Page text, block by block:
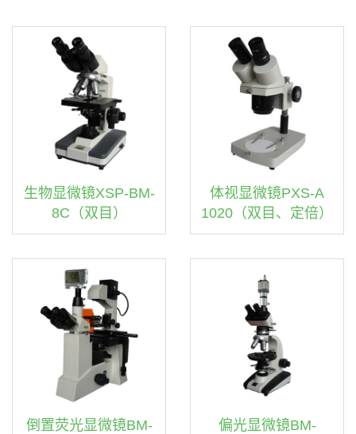
生物显微镜XSP-BM-
8C（双目）
体视显微镜PXS-A
1020（双目、定倍）
倒置荧光显微镜BM-
偏光显微镜BM-